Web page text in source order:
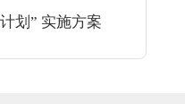
划” 实施方案